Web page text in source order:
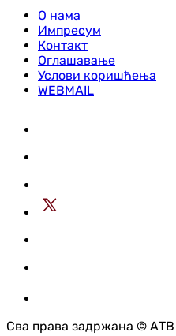
О нама
Импресум
Контакт
Оглашавање
Услови коришћења
WEBMAIL
Сва права задржана © АТВ